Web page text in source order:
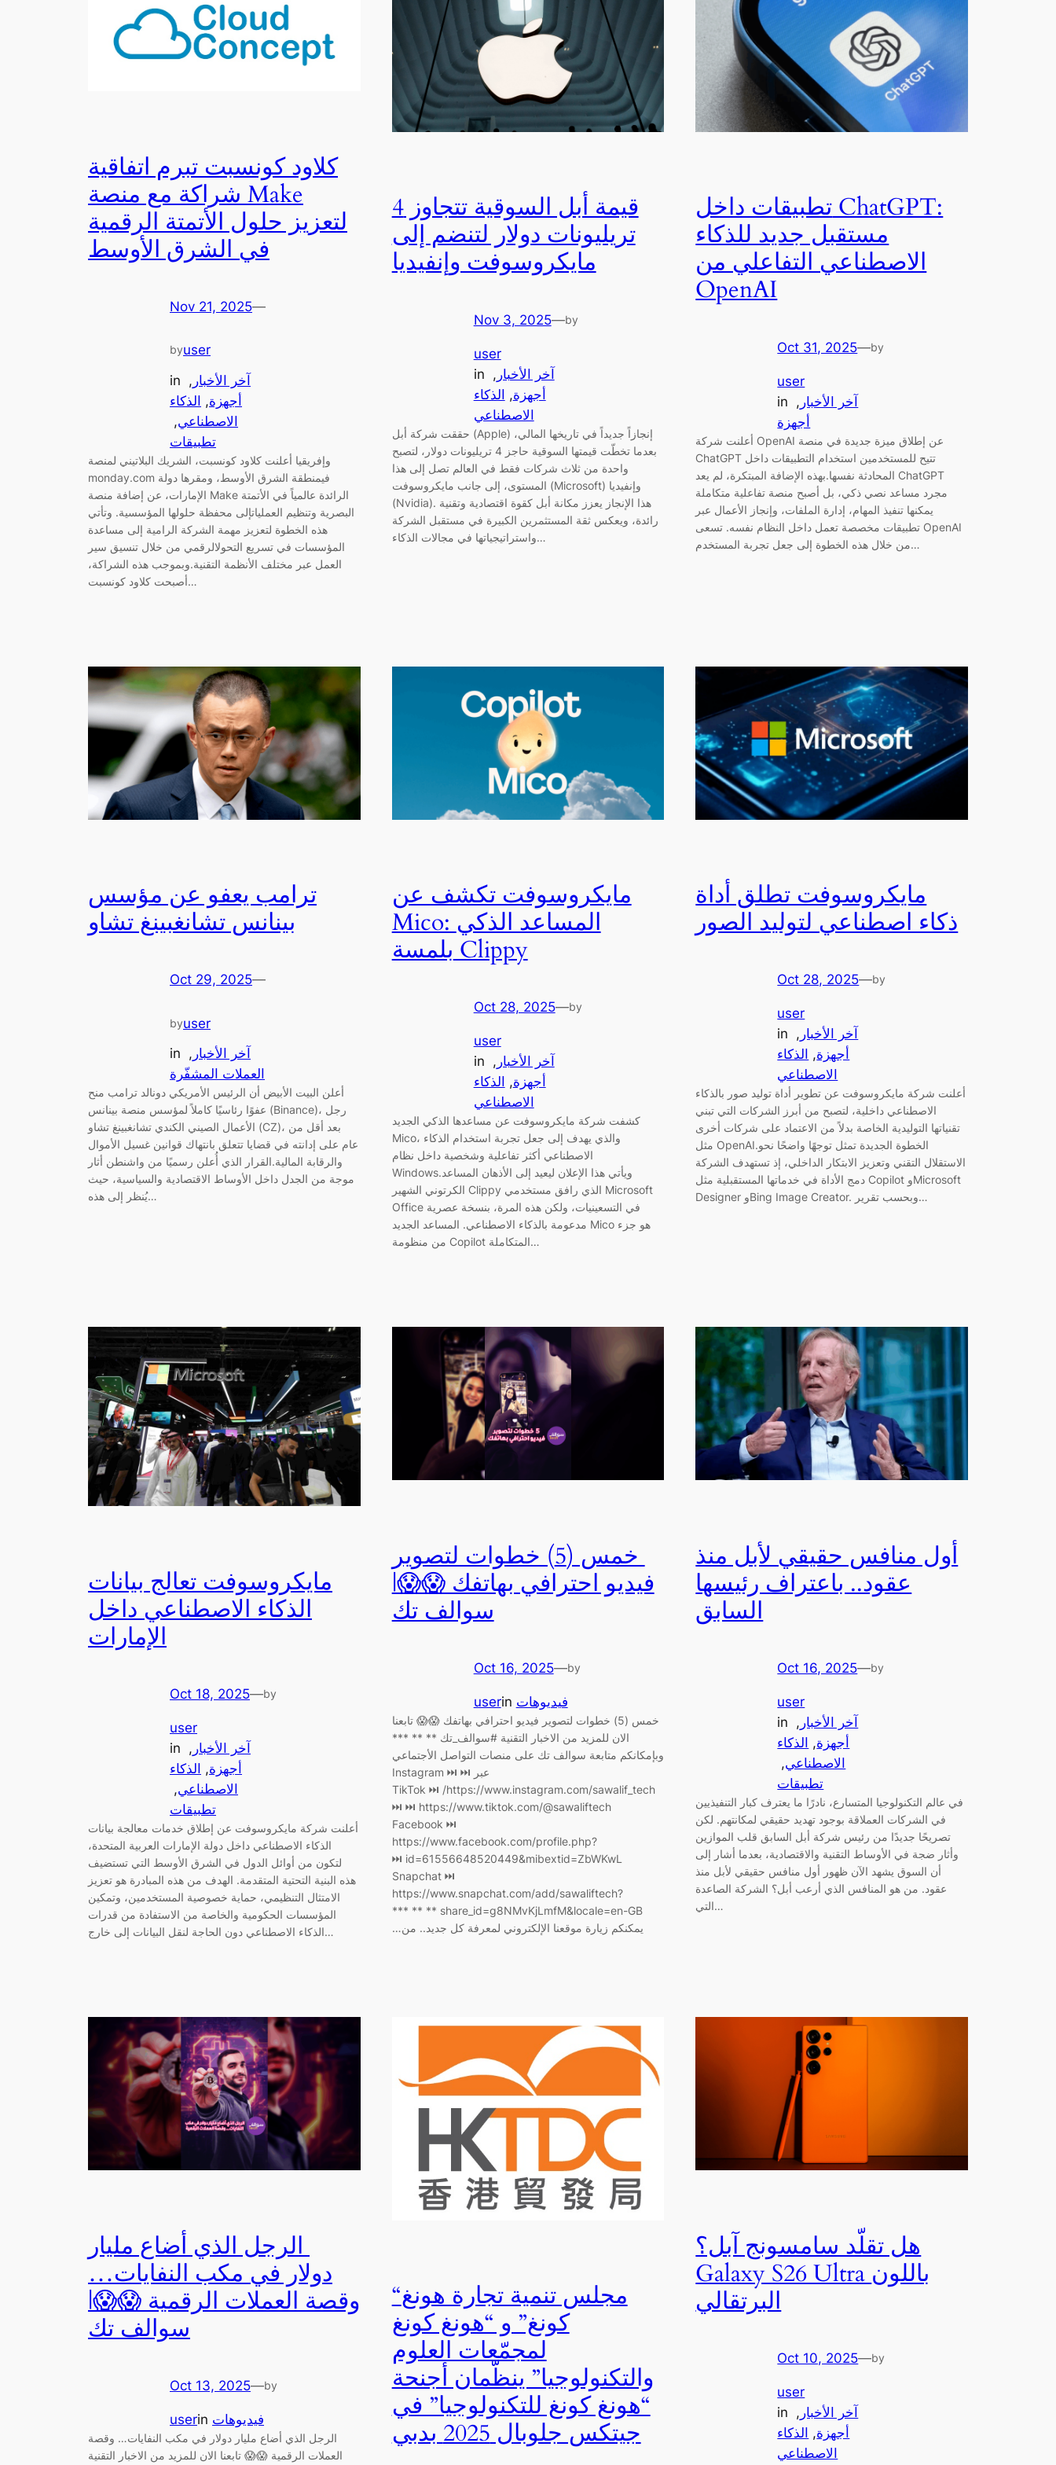
كلاود كونسبت تبرم اتفاقية
شراكة مع منصة Make
لتعزيز حلول الأتمتة الرقمية
في الشرق الأوسط
Nov 21, 2025—
byuser
in
آخر الأخبار ,
أجهزة, الذكاء
الاصطناعي,
تطبيقات
وإفريقيا أعلنت كلاود كونسبت، الشريك البلاتيني لمنصة
monday.com فيمنطقة الشرق الأوسط، ومقرها دولة
الإمارات، عن إضافة منصة Make الرائدة عالمياً في الأتمتة
البصرية وتنظيم العملياتإلى محفظة حلولها المؤسسية. وتأتي
هذه الخطوة لتعزيز مهمة الشركة الرامية إلى مساعدة
المؤسسات في تسريع التحولالرقمي من خلال تنسيق سير
العمل عبر مختلف الأنظمة التقنية.وبموجب هذه الشراكة،
أصبحت كلاود كونسبت…
قيمة أبل السوقية تتجاوز 4
تريليونات دولار لتنضم إلى
مايكروسوفت وإنفيديا
Nov 3, 2025—by
user
in
آخر الأخبار ,
أجهزة, الذكاء
الاصطناعي
حققت شركة أبل (Apple) إنجازاً جديداً في تاريخها المالي،
بعدما تخطّت قيمتها السوقية حاجز 4 تريليونات دولار، لتصبح
واحدة من ثلاث شركات فقط في العالم تصل إلى هذا
المستوى، إلى جانب مايكروسوفت (Microsoft) وإنفيديا
(Nvidia). هذا الإنجاز يعزز مكانة أبل كقوة اقتصادية وتقنية
رائدة، ويعكس ثقة المستثمرين الكبيرة في مستقبل الشركة
واستراتيجياتها في مجالات الذكاء…
تطبيقات داخل ChatGPT:
مستقبل جديد للذكاء
الاصطناعي التفاعلي من
OpenAI
Oct 31, 2025—by
user
in
آخر الأخبار ,
أجهزة
أعلنت شركة OpenAI عن إطلاق ميزة جديدة في منصة
ChatGPT تتيح للمستخدمين استخدام التطبيقات داخل
المحادثة نفسها.بهذه الإضافة المبتكرة، لم يعد ChatGPT
مجرد مساعد نصي ذكي، بل أصبح منصة تفاعلية متكاملة
يمكنها تنفيذ المهام، إدارة الملفات، وإنجاز الأعمال عبر
تطبيقات مخصصة تعمل داخل النظام نفسه. تسعى OpenAI
من خلال هذه الخطوة إلى جعل تجربة المستخدم…
ترامب يعفو عن مؤسس
بينانس تشانغبينغ تشاو
Oct 29, 2025—
byuser
in
آخر الأخبار ,
العملات المشفّرة
أعلن البيت الأبيض أن الرئيس الأمريكي دونالد ترامب منح
عفوًا رئاسيًا كاملاً لمؤسس منصة بينانس (Binance)، رجل
الأعمال الصيني الكندي تشانغبينغ تشاو (CZ)، بعد أقل من
عام على إدانته في قضايا تتعلق بانتهاك قوانين غسيل الأموال
والرقابة المالية.القرار الذي أُعلن رسميًا من واشنطن أثار
موجة من الجدل داخل الأوساط الاقتصادية والسياسية، حيث
يُنظر إلى هذه…
مايكروسوفت تكشف عن
Mico: المساعد الذكي
بلمسة Clippy
Oct 28, 2025—by
user
in
آخر الأخبار ,
أجهزة, الذكاء
الاصطناعي
كشفت شركة مايكروسوفت عن مساعدها الذكي الجديد
Mico، والذي يهدف إلى جعل تجربة استخدام الذكاء
الاصطناعي أكثر تفاعلية وشخصية داخل نظام
Windows.ويأتي هذا الإعلان ليعيد إلى الأذهان المساعد
الكرتوني الشهير Clippy الذي رافق مستخدمي Microsoft
Office في التسعينيات، ولكن هذه المرة، بنسخة عصرية
مدعومة بالذكاء الاصطناعي. المساعد الجديد Mico هو جزء
من منظومة Copilot المتكاملة…
مايكروسوفت تطلق أداة
ذكاء اصطناعي لتوليد الصور
Oct 28, 2025—by
user
in
آخر الأخبار ,
أجهزة, الذكاء
الاصطناعي
أعلنت شركة مايكروسوفت عن تطوير أداة توليد صور بالذكاء
الاصطناعي داخلية، لتصبح من أبرز الشركات التي تبني
تقنياتها التوليدية الخاصة بدلاً من الاعتماد على شركات أخرى
مثل OpenAI.الخطوة الجديدة تمثل توجهًا واضحًا نحو
الاستقلال التقني وتعزيز الابتكار الداخلي، إذ تستهدف الشركة
دمج الأداة في خدماتها المستقبلية مثل Copilot وMicrosoft
Designer وBing Image Creator. وبحسب تقرير…
مايكروسوفت تعالج بيانات
الذكاء الاصطناعي داخل
الإمارات
Oct 18, 2025—by
user
in
آخر الأخبار ,
أجهزة, الذكاء
الاصطناعي,
تطبيقات
أعلنت شركة مايكروسوفت عن إطلاق خدمات معالجة بيانات
الذكاء الاصطناعي داخل دولة الإمارات العربية المتحدة،
لتكون من أوائل الدول في الشرق الأوسط التي تستضيف
هذه البنية التحتية المتقدمة. الهدف من هذه المبادرة هو تعزيز
الامتثال التنظيمي، حماية خصوصية المستخدمين، وتمكين
المؤسسات الحكومية والخاصة من الاستفادة من قدرات
الذكاء الاصطناعي دون الحاجة لنقل البيانات إلى خارج…
فيديو احترافي بهاتفك 😱😱|
سوالف تك
Oct 16, 2025—by
userin فيديوهات
الان للمزيد من الاخبار التقنية #سوالف_تك ** ** ***
وبإمكانكم متابعة سوالف تك على منصات التواصل الأجتماعي
عبر ‏⏭ Instagram ⏭
https://www.instagram.com/sawalif_tech/ ‏⏭ TikTok
⏭ https://www.tiktok.com/@sawaliftech ‏⏭
Facebook ⏭
https://www.facebook.com/profile.php?
id=61556648520449&mibextid=ZbWKwL ‏⏭
Snapchat ⏭
https://www.snapchat.com/add/sawaliftech?
share_id=g8NMvKjLmfM&locale=en-GB ** ** ***
يمكنكم زيارة موقعنا الإلكتروني لمعرفة كل جديد.. من…
أول منافس حقيقي لأبل منذ
عقود.. باعتراف رئيسها
السابق
Oct 16, 2025—by
user
in
آخر الأخبار ,
أجهزة, الذكاء
الاصطناعي,
تطبيقات
في عالم التكنولوجيا المتسارع، نادرًا ما يعترف كبار التنفيذيين
في الشركات العملاقة بوجود تهديد حقيقي لمكانتهم. لكن
تصريحًا جديدًا من رئيس شركة أبل السابق قلب الموازين
وأثار ضجة في الأوساط التقنية والاقتصادية، بعدما أشار إلى
أن السوق يشهد الآن ظهور أول منافس حقيقي لأبل منذ
عقود. من هو المنافس الذي أرعب أبل؟ الشركة الصاعدة
التي…
دولار في مكب النفايات…
وقصة العملات الرقمية 😱😱|
سوالف تك
Oct 13, 2025—by
userin فيديوهات
العملات الرقمية 😱😱 تابعنا الان للمزيد من الاخبار التقنية
“مجلس تنمية تجارة هونغ
كونغ” و “هونغ كونغ
لمجمّعات العلوم
والتكنولوجيا” ينظّمان أجنحة
“هونغ كونغ للتكنولوجيا” في
جيتكس جلوبال 2025 بدبي
هل تقلّد سامسونج آبل؟
Galaxy S26 Ultra باللون
البرتقالي
Oct 10, 2025—by
user
in
آخر الأخبار ,
أجهزة, الذكاء
الاصطناعي